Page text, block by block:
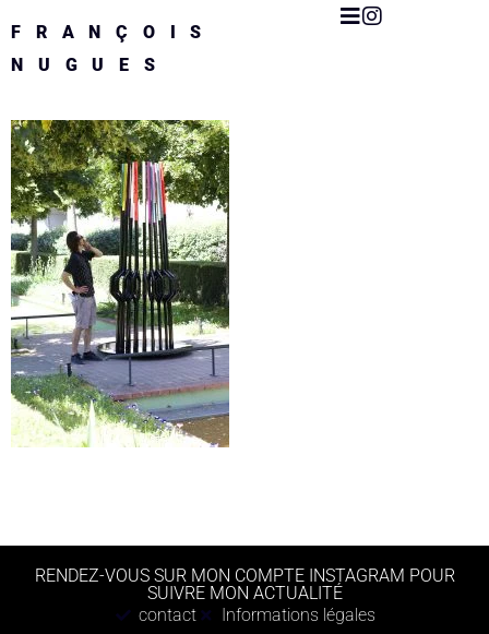
FRANÇOIS
NUGUES
RENDEZ-VOUS SUR MON COMPTE INSTAGRAM POUR
SUIVRE MON ACTUALITÉ
contact
Informations légales